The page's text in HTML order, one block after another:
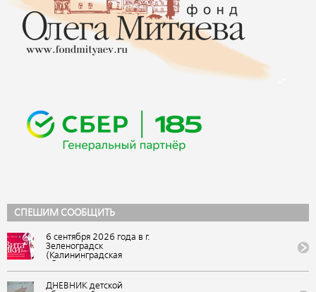
СПЕШИМ СООБЩИТЬ
6 сентября 2026 года в г.
Зеленоградск
(Калининградская
Всероссийский
фестиваль авторской
ДНЕВНИК детской